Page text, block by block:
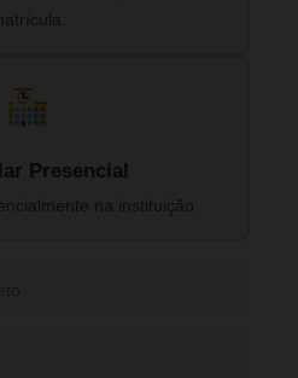
Presencial
na instituição.